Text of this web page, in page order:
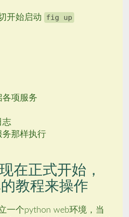
开始启动 fig up
各项服务
志
务那样执行
在正式开始，
教程来操作
一个python web环境，当